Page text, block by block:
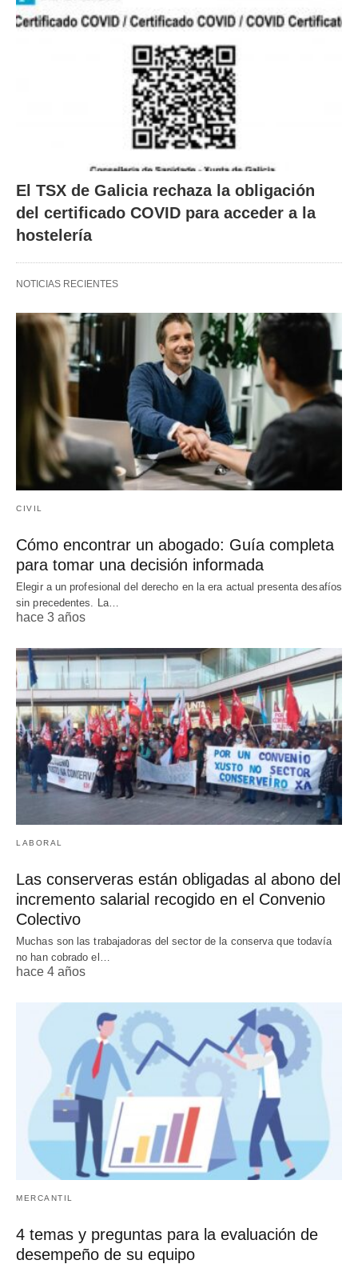
El TSX de Galicia rechaza la obligación
del certificado COVID para acceder a la
hostelería
NOTICIAS RECIENTES
CIVIL
Cómo encontrar un abogado: Guía completa
para tomar una decisión informada
Elegir a un profesional del derecho en la era actual presenta desafíos
sin precedentes. La…
hace 3 años
LABORAL
Las conserveras están obligadas al abono del
incremento salarial recogido en el Convenio
Colectivo
Muchas son las trabajadoras del sector de la conserva que todavía
no han cobrado el…
hace 4 años
MERCANTIL
4 temas y preguntas para la evaluación de
desempeño de su equipo